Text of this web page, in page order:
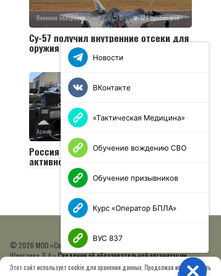
Военное обозрение 0 124 просмотров
Су-57 получил внутренние отсеки для
оружия больше, чем F-22 и F-35
Армия
Россия ответит на усиление ядерной
активности НАТО
© 2026 МОО «Союз ветеранов спецназа ГРУ имени Героя РФ
Шектаева Д.А.»Сведения об образовательной организации
Работает на темеRoot
Этот сайт использует cookie для хранения данных. Продолжая использовать
Новости
ВКонтакте
«Тактическая Медицина»
Обучение вождению СВО
Обучение призывников
Курс «Оператор БПЛА»
ВУС 837
Close